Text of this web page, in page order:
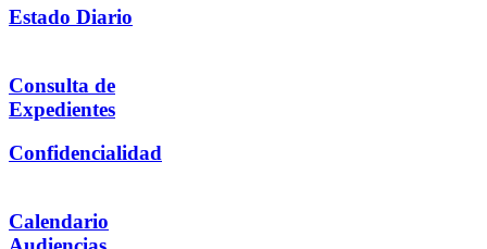
Estado Diario
Consulta de
Expedientes
Confidencialidad
Calendario